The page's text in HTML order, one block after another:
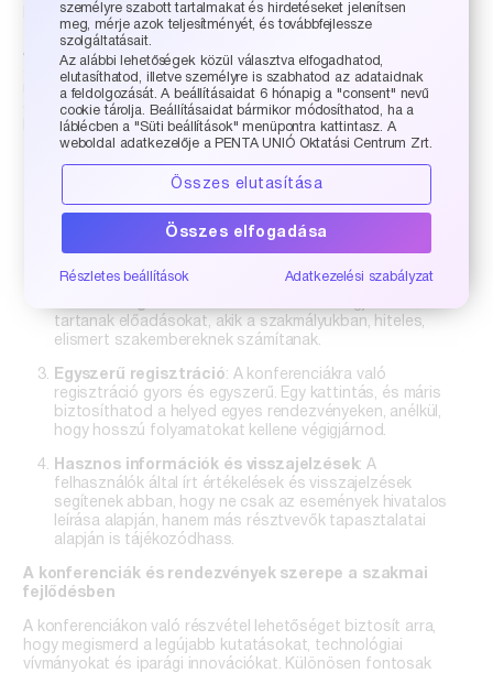
Ráadásul az egyes konferenciák gyakran a legfrissebb
trendeket, innovációkat és legújabb kutatásokat mutatják be.
Akár a technológia, az egészségügy, az üzleti élet, a marketing,
a jog vagy más szakterületek érdekelnek, minden iparágnak
megvannak a maga csúcskategóriás rendezvényei. Egy ilyen
eseményre való részvétel nemcsak inspirációval gazdagíthat,
hanem komoly előnyt jelenthet a karriered szempontjából is.
nemzetközi konferenciákat tartalmazza, hanem a kisebb,
de annál értékesebb szemináriumokat és workshopokat
is. Az események folyamatosan frissülnek, így mindig
naprakész információkat találhatsz.
tartanak előadásokat, akik a szakmályukban, hiteles,
elismert szakembereknek számítanak.
Egyszerű regisztráció: A konferenciákra való
regisztráció gyors és egyszerű. Egy kattintás, és máris
biztosíthatod a helyed egyes rendezvényeken, anélkül,
hogy hosszú folyamatokat kellene végigjárnod.
Hasznos információk és visszajelzések: A
felhasználók által írt értékelések és visszajelzések
segítenek abban, hogy ne csak az események hivatalos
leírása alapján, hanem más résztvevők tapasztalatai
alapján is tájékozódhass.
A konferenciák és rendezvények szerepe a szakmai
fejlődésben
A konferenciákon való részvétel lehetőséget biztosít arra,
hogy megismerd a legújabb kutatásokat, technológiai
vívmányokat és iparági innovációkat. Különösen fontosak
személyre szabott tartalmakat és hirdetéseket jelenítsen
meg, mérje azok teljesítményét, és továbbfejlessze
szolgáltatásait.
Az alábbi lehetőségek közül választva elfogadhatod,
elutasíthatod, illetve személyre is szabhatod az adataidnak
a feldolgozását. A beállításaidat 6 hónapig a "consent" nevű
cookie tárolja. Beállításaidat bármikor módosíthatod, ha a
láblécben a "Süti beállítások" menüpontra kattintasz. A
weboldal adatkezelője a PENTA UNIÓ Oktatási Centrum Zrt.
Összes elutasítása
Összes elfogadása
Részletes beállítások Adatkezelési szabályzat